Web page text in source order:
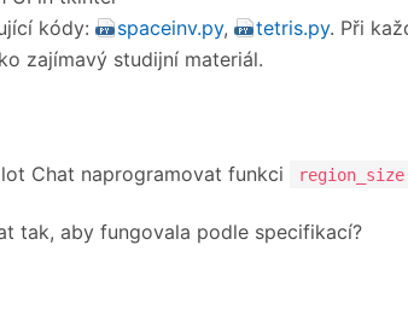
kódy:
spaceinv.py, tetris.py. Při
zajímavý studijní materiál.
Chat naprogramovat funkci
tak, aby fungovala podle specifikací?